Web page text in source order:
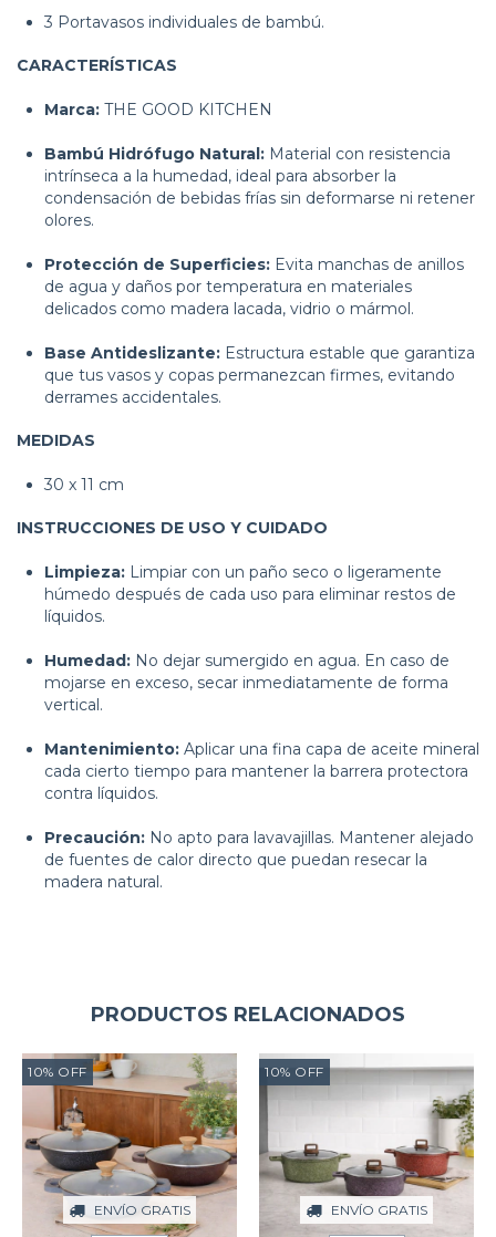
3 Portavasos individuales de bambú.
CARACTERÍSTICAS
Marca: THE GOOD KITCHEN
Bambú Hidrófugo Natural: Material con resistencia
intrínseca a la humedad, ideal para absorber la
condensación de bebidas frías sin deformarse ni retener
olores.
Protección de Superficies: Evita manchas de anillos
de agua y daños por temperatura en materiales
delicados como madera lacada, vidrio o mármol.
Base Antideslizante: Estructura estable que garantiza
que tus vasos y copas permanezcan firmes, evitando
derrames accidentales.
MEDIDAS
30 x 11 cm
INSTRUCCIONES DE USO Y CUIDADO
Limpieza: Limpiar con un paño seco o ligeramente
húmedo después de cada uso para eliminar restos de
líquidos.
Humedad: No dejar sumergido en agua. En caso de
mojarse en exceso, secar inmediatamente de forma
vertical.
Mantenimiento: Aplicar una fina capa de aceite mineral
cada cierto tiempo para mantener la barrera protectora
contra líquidos.
Precaución: No apto para lavavajillas. Mantener alejado
de fuentes de calor directo que puedan resecar la
madera natural.
PRODUCTOS RELACIONADOS
10% OFF
ENVÍO GRATIS
10% OFF
ENVÍO GRATIS